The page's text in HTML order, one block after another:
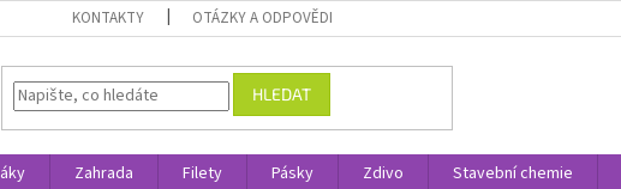
KONTAKTY OTÁZKY A ODPOVĚDI
HLEDAT
Zahrada Filety Pásky Zdivo Stavební chemie